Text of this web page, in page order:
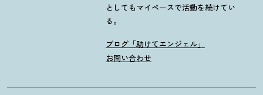
としてもマイペースで活動を続けてい
る。
ブログ「助けてエンジェル」
お問い合わせ